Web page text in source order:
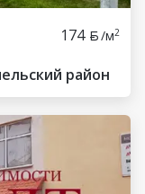
174 /м2
район